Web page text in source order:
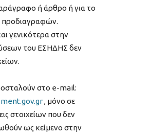
ή άρθρο ή για το
προδιαγραφών.
γενικότερα στην
του ΕΣΗΔΗΣ δεν
στο e-mail:
, μόνο σε
στοιχείων που δεν
ως κείμενο στην